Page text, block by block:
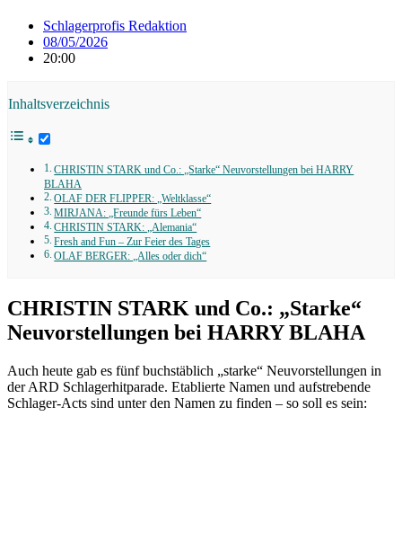
Schlagerprofis Redaktion
08/05/2026
20:00
Inhaltsverzeichnis
CHRISTIN STARK und Co.: „Starke“ Neuvorstellungen bei HARRY
BLAHA
OLAF DER FLIPPER: „Weltklasse“
MIRJANA: „Freunde fürs Leben“
CHRISTIN STARK: „Alemania“
Fresh and Fun – Zur Feier des Tages
OLAF BERGER: „Alles oder dich“
CHRISTIN STARK und Co.: „Starke“
Neuvorstellungen bei HARRY BLAHA
Auch heute gab es fünf buchstäblich „starke“ Neuvorstellungen in
der ARD Schlagerhitparade. Etablierte Namen und aufstrebende
Schlager-Acts sind unter den Namen zu finden – so soll es sein: